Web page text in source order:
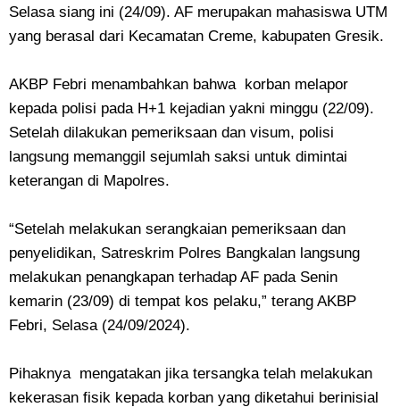
Selasa siang ini (24/09). AF merupakan mahasiswa UTM
yang berasal dari Kecamatan Creme, kabupaten Gresik.
AKBP Febri menambahkan bahwa korban melapor
kepada polisi pada H+1 kejadian yakni minggu (22/09).
Setelah dilakukan pemeriksaan dan visum, polisi
langsung memanggil sejumlah saksi untuk dimintai
keterangan di Mapolres.
“Setelah melakukan serangkaian pemeriksaan dan
penyelidikan, Satreskrim Polres Bangkalan langsung
melakukan penangkapan terhadap AF pada Senin
kemarin (23/09) di tempat kos pelaku,” terang AKBP
Febri, Selasa (24/09/2024).
Pihaknya mengatakan jika tersangka telah melakukan
kekerasan fisik kepada korban yang diketahui berinisial